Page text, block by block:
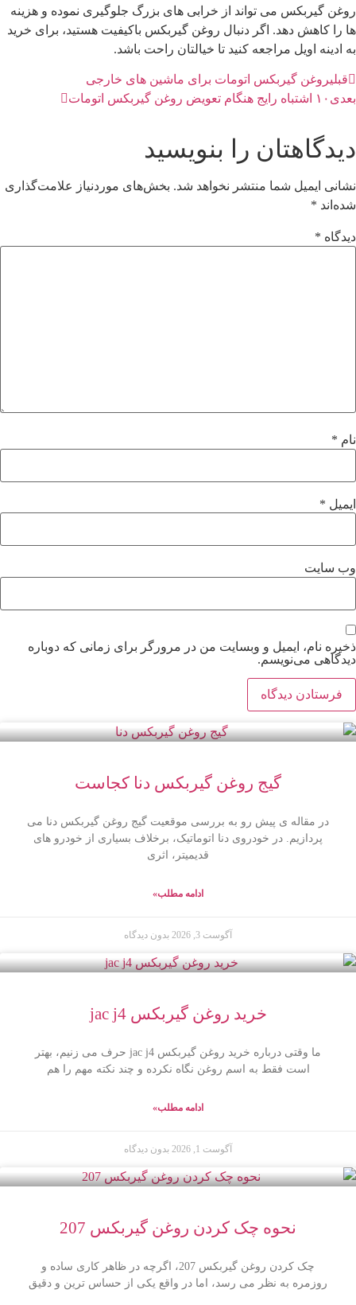
گیربکس می تواند از خرابی های بزرگ جلوگیری نموده و هزینه
را کاهش دهد. اگر دنبال روغن گیربکس باکیفیت هستید، برای خرید
ادینه اویل مراجعه کنید تا خیالتان راحت باشد.
قبلیروغن گیربکس اتومات برای ماشین های خارجی
۱۰ اشتباه رایج هنگام تعویض روغن گیربکس اتومات
را بنویسید
ایمیل شما منتشر نخواهد شد. بخش‌های موردنیاز علامت‌گذاری
*
*
*
*
سایت
نام، ایمیل و وبسایت من در مرورگر برای زمانی که دوباره
می‌نویسم.
گیج روغن گیربکس دنا کجاست
در مقاله ی پیش رو به بررسی موقعیت گیج روغن گیربکس دنا می
پردازیم. در خودروی دنا اتوماتیک، برخلاف بسیاری از خودرو های
قدیمیتر، اثری
ادامه مطلب»
آگوست 3, 2026 بدون دیدگاه
خرید روغن گیربکس jac j4
ما وقتی درباره خرید روغن گیربکس jac j4 حرف می زنیم، بهتر
است فقط به اسم روغن نگاه نکرده و چند نکته مهم را هم
ادامه مطلب»
آگوست 1, 2026 بدون دیدگاه
نحوه چک کردن روغن گیربکس 207
چک کردن روغن گیربکس 207، اگرچه در ظاهر کاری ساده و
روزمره به نظر می رسد، اما در واقع یکی از حساس ترین و دقیق